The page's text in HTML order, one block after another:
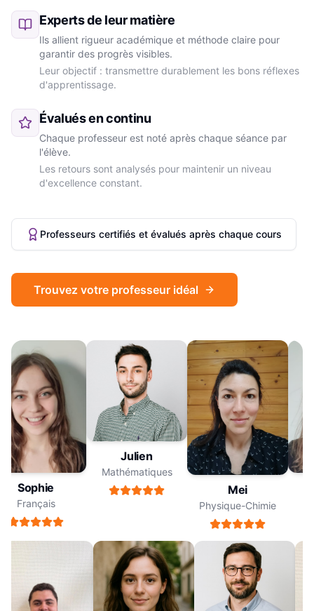
Sophie
Français
Julien
Mathématiques
Mei
Physique-Chimie
Experts de leur matière
Ils allient rigueur académique et méthode claire pour
garantir des progrès visibles.
Leur objectif : transmettre durablement les bons réflexes
d'apprentissage.
Évalués en continu
Chaque professeur est noté après chaque séance par
l'élève.
Les retours sont analysés pour maintenir un niveau
d'excellence constant.
Professeurs certifiés et évalués après chaque cours
Trouvez votre professeur idéal